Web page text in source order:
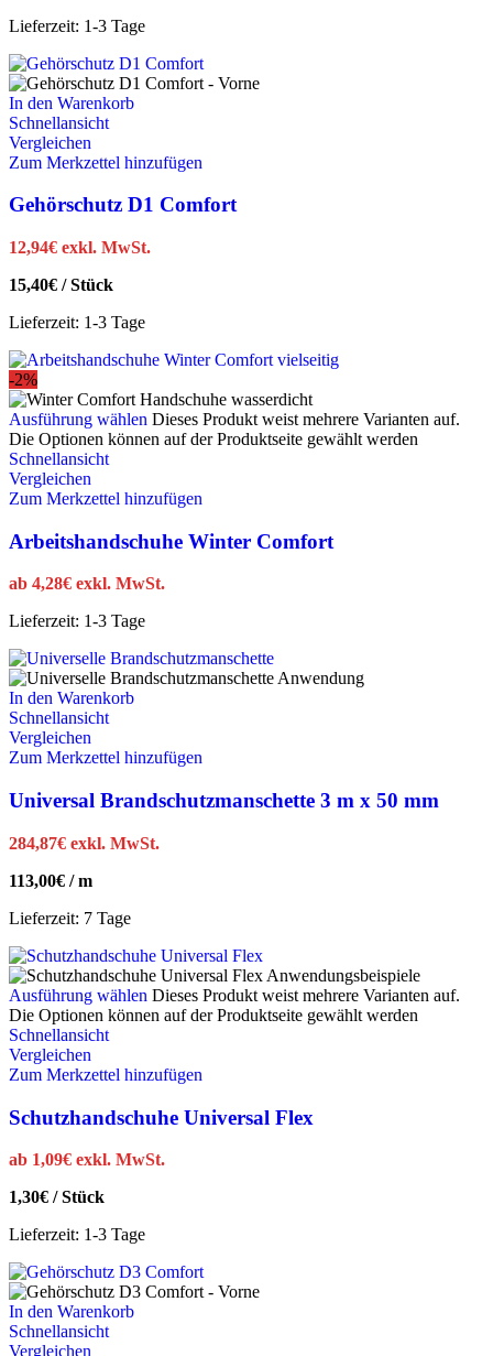
Lieferzeit: 1-3 Tage
In den Warenkorb
Schnellansicht
Vergleichen
Zum Merkzettel hinzufügen
Gehörschutz D1 Comfort
12,94€ exkl. MwSt.
15,40€ /Stück
Lieferzeit: 1-3 Tage
-2%
Ausführung wählen Dieses Produkt weist mehrere Varianten auf.
Die Optionen können auf der Produktseite gewählt werden
Schnellansicht
Vergleichen
Zum Merkzettel hinzufügen
Arbeitshandschuhe Winter Comfort
ab 4,28€ exkl. MwSt.
Lieferzeit: 1-3 Tage
In den Warenkorb
Schnellansicht
Vergleichen
Zum Merkzettel hinzufügen
Universal Brandschutzmanschette 3 m x 50 mm
284,87€ exkl. MwSt.
113,00€ /m
Lieferzeit: 7 Tage
Ausführung wählen Dieses Produkt weist mehrere Varianten auf.
Die Optionen können auf der Produktseite gewählt werden
Schnellansicht
Vergleichen
Zum Merkzettel hinzufügen
Schutzhandschuhe Universal Flex
ab 1,09€ exkl. MwSt.
1,30€ /Stück
Lieferzeit: 1-3 Tage
In den Warenkorb
Schnellansicht
Vergleichen